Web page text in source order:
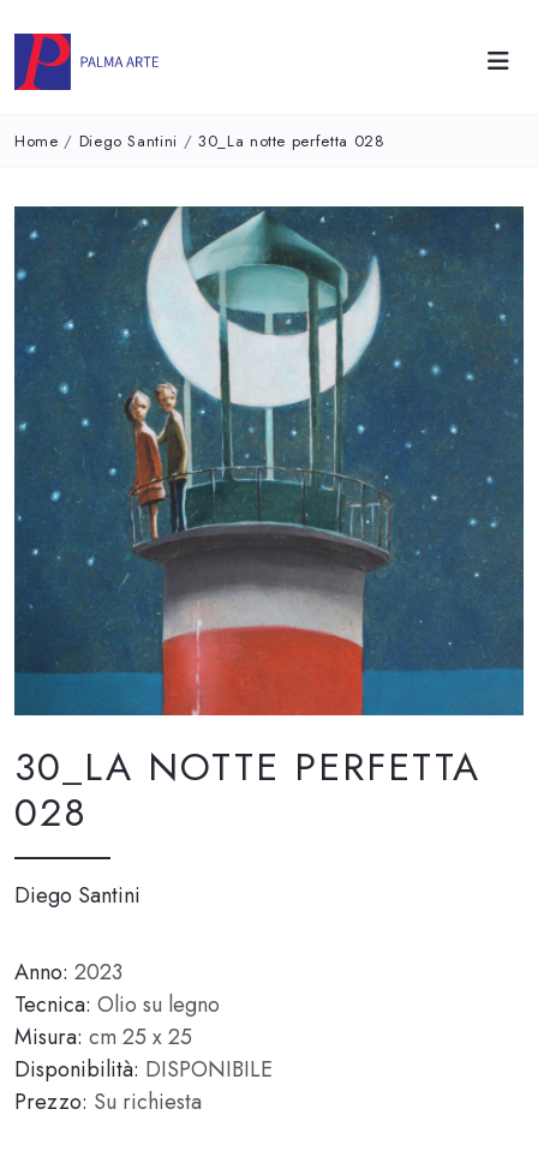
Home / Diego Santini / 30_La notte perfetta 028
30_LA NOTTE PERFETTA
028
Diego Santini
Anno: 2023
Tecnica: Olio su legno
Misura: cm 25 x 25
Disponibilità: DISPONIBILE
Prezzo: Su richiesta